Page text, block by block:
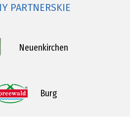
PARTNERSKIE
Neuenkirchen
Burg